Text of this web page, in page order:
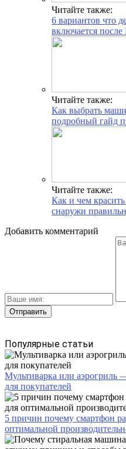
Читайте также:
6 вариантов что
включается
Читайте также:
Как выбрать
подробный гайд
Читайте также:
Как и чем
снаружи
Добавить комментарий
Популярные статьи
Мультиварка или аэрогриль
для покупателей
5 причин почему смартфон
оптимальной